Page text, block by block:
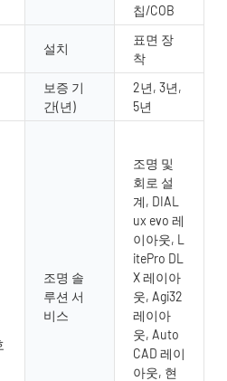
칩/COB
설치
표면 장
착
보증 기
간(년)
2년, 3년,
5년
조명 솔
루션 서
비스
조명 및
회로 설
계, DIAL
ux evo 레
이아웃, L
itePro DL
X 레이아
웃, Agi32
레이아
웃, Auto
CAD 레이
아웃, 현